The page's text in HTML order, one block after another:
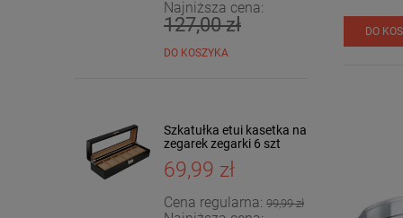
Najniższa cena:
127,00 zł
DO KOSZYKA
Szkatułka etui kasetka na
zegarek zegarki 6 szt
69,99 zł
Cena regularna: 99,99 zł
DO